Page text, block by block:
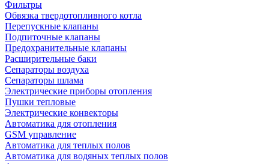
Фильтры
Обвязка твердотопливного котла
Перепускные клапаны
Подпиточные клапаны
Предохранительные клапаны
Расширительные баки
Сепараторы воздуха
Сепараторы шлама
Электрические приборы отопления
Пушки тепловые
Электрические конвекторы
Автоматика для отопления
GSM управление
Автоматика для теплых полов
Автоматика для водяных теплых полов